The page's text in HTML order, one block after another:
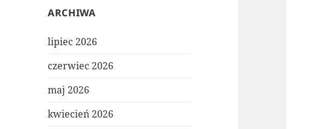
ARCHIWA
lipiec 2026
czerwiec 2026
maj 2026
kwiecień 2026